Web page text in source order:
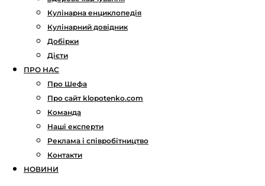
Кулінарна енциклопедія
Кулінарний довідник
Добірки
Дієти
ПРО НАС
Про Шефа
Про сайт klopotenko.com
Команда
Наші експерти
Реклама і співробітництво
Контакти
НОВИНИ